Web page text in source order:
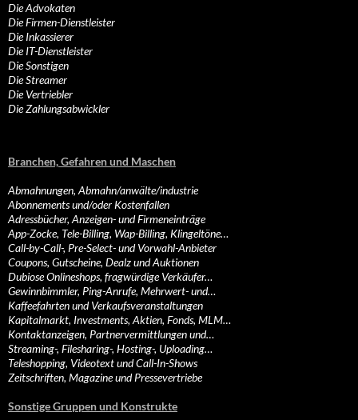
Die Advokaten
Die Firmen-Dienstleister
Die Inkassierer
Die IT-Dienstleister
Die Sonstigen
Die Streamer
Die Vertriebler
Die Zahlungsabwickler
Branchen, Gefahren und Maschen
Abmahnungen, Abmahn/anwälte/industrie
Abonnements und/oder Kostenfallen
Adressbücher, Anzeigen- und Firmeneinträge
App-Zocke, Tele-Billing, Wap-Billing, Klingeltöne…
Call-by-Call-, Pre-Select- und Vorwahl-Anbieter
Coupons, Gutscheine, Dealz und Auktionen
Dubiose Onlineshops, fragwürdige Verkäufer…
Gewinnbimmler, Ping-Anrufe, Mehrwert- und…
Kaffeefahrten und Verkaufsveranstaltungen
Kapitalmarkt, Investments, Aktien, Fonds, MLM…
Kontaktanzeigen, Partnervermittlungen und…
Streaming-, Filesharing-, Hosting-, Uploading…
Teleshopping, Videotext und Call-In-Shows
Zeitschriften, Magazine und Pressevertriebe
Sonstige Gruppen und Konstrukte